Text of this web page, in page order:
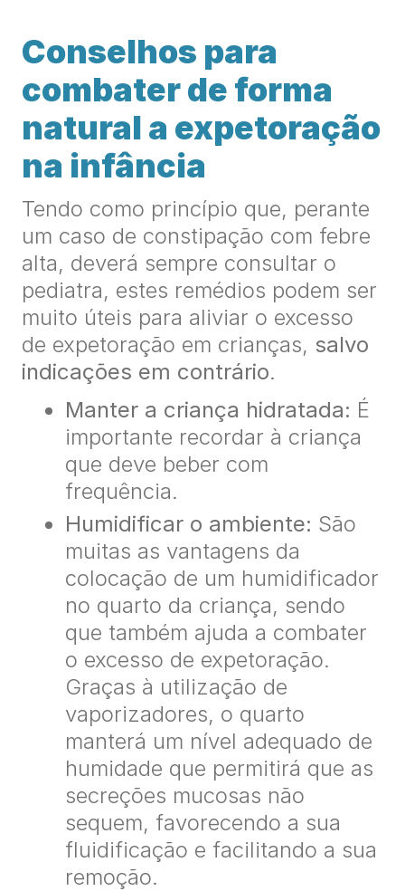
Conselhos para
combater de forma
natural a expetoração
na infância
Tendo como princípio que, perante
um caso de constipação com febre
alta, deverá sempre consultar o
pediatra, estes remédios podem ser
muito úteis para aliviar o excesso
de expetoração em crianças, salvo
indicações em contrário.
Manter a criança hidratada: É
importante recordar à criança
que deve beber com
frequência.
Humidificar o ambiente: São
muitas as vantagens da
colocação de um humidificador
no quarto da criança, sendo
que também ajuda a combater
o excesso de expetoração.
Graças à utilização de
vaporizadores, o quarto
manterá um nível adequado de
humidade que permitirá que as
secreções mucosas não
sequem, favorecendo a sua
fluidificação e facilitando a sua
remoção.